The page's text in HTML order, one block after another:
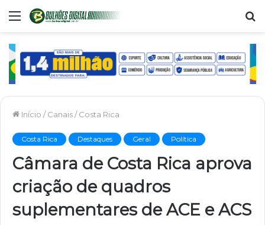
Menu
Início / Canais/ Costa Rica
Costa Rica Destaques Geral Política
Câmara de Costa Rica aprova
criação de quadros
suplementares de ACE e ACS